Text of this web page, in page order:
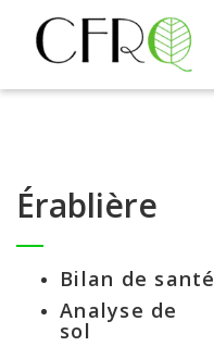
Érablière
Bilan de santé
Analyse de
sol